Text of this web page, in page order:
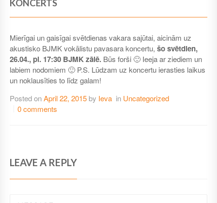
KONCERTS
Mierīgai un gaisīgai svētdienas vakara sajūtai, aicinām uz
akustisko BJMK vokālistu pavasara koncertu, šo svētdien,
26.04., pl. 17:30 BJMK zālē. Būs forši 🙂 Ieeja ar ziediem un
labiem nodomiem 🙂 P.S. Lūdzam uz koncertu ierasties laikus
un noklausīties to līdz galam!
Posted onApril 22, 2015 by Ieva in Uncategorized
0 comments
LEAVE A REPLY